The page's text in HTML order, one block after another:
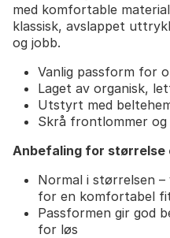
med komfortable
klassisk, avslappet
og jobb.
Vanlig passform for
Laget av organisk,
Utstyrt med
Skrå frontlommer
Anbefaling for størrelse
Normal i størrelsen
for en komfortabel
Passformen gir god
for løs